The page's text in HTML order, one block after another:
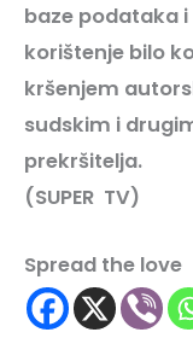
baze podataka
korištenje bilo
kršenjem
sudskim i
prekršitelja.
(SUPER TV)
Spread the love